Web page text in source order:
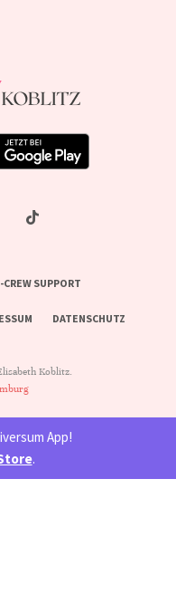
CREW SUPPORT
DATENSCHUTZ
Koblitz.
App!
.